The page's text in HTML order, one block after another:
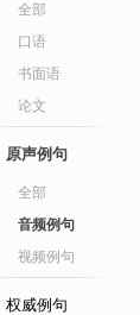
全部
口语
书面语
论文
原声例句
全部
音频例句
视频例句
权威例句